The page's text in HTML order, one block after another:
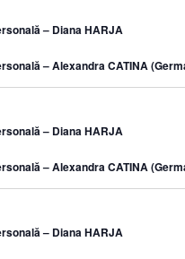
– Diana HARJA
– Alexandra CATINA
– Diana HARJA
– Alexandra CATINA
– Diana HARJA